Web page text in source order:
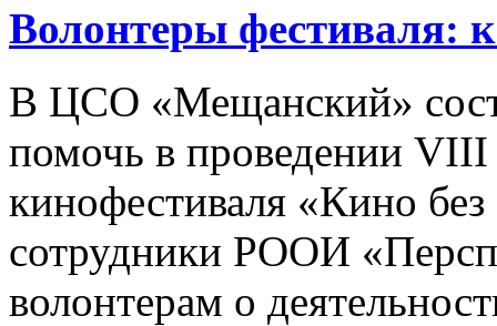
Волонтеры фестиваля:
В ЦСО «Мещанский»
помочь в проведении
кинофестиваля «Кино
сотрудники РООИ
волонтерам о